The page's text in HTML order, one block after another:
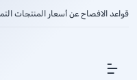
قواعد الافصاح عن أسعار المنتجات
Show Menu